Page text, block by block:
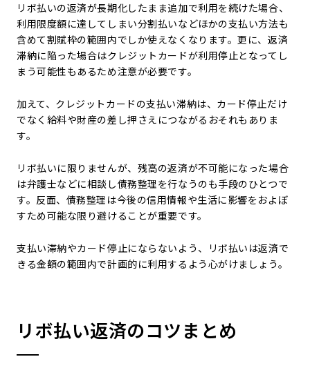
リボ払いの返済が長期化したまま追加で利用を続けた場合、
利用限度額に達してしまい分割払いなどほかの支払い方法も
含めて割賦枠の範囲内でしか使えなくなります。更に、返済
滞納に陥った場合はクレジットカードが利用停止となってし
まう可能性もあるため注意が必要です。
加えて、クレジットカードの支払い滞納は、カード停止だけ
でなく給料や財産の差し押さえにつながるおそれもありま
す。
リボ払いに限りませんが、残高の返済が不可能になった場合
は弁護士などに相談し債務整理を行なうのも手段のひとつで
す。反面、債務整理は今後の信用情報や生活に影響をおよぼ
すため可能な限り避けることが重要です。
支払い滞納やカード停止にならないよう、リボ払いは返済で
きる金額の範囲内で計画的に利用するよう心がけましょう。
リボ払い返済のコツまとめ